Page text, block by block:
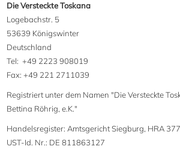
Die Versteckte Toskana
Logebachstr. 5
53639 Königswinter
Deutschland
Tel: +49 2223 908019
Fax: +49 221 2711039
Registriert unter dem Namen "Die Versteckte
Bettina Röhrig, e.K."
Handelsregister: Amtsgericht Siegburg, HRA
UST-Id. Nr.: DE 811863127